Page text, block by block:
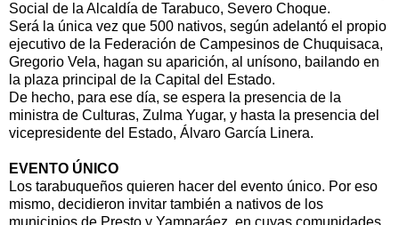
Social de la Alcaldía de Tarabuco, Severo Choque.
Será la única vez que 500 nativos, según adelantó el propio
ejecutivo de la Federación de Campesinos de Chuquisaca,
Gregorio Vela, hagan su aparición, al unísono, bailando en
la plaza principal de la Capital del Estado.
De hecho, para ese día, se espera la presencia de la
ministra de Culturas, Zulma Yugar, y hasta la presencia del
vicepresidente del Estado, Álvaro García Linera.
EVENTO ÚNICO
Los tarabuqueños quieren hacer del evento único. Por eso
mismo, decidieron invitar también a nativos de los
municipios de Presto y Yamparáez, en cuyas comunidades